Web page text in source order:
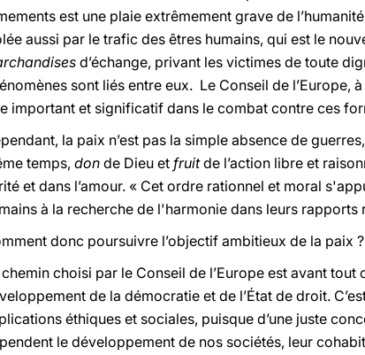
est une plaie extrêmement grave de
aussi par le trafic des êtres humains, qui est le
d’échange, privant les victimes de toute
sont liés entre eux. Le Conseil de l’Europe,
important et significatif dans le combat contre ces
la paix n’est pas la simple absence de
temps, don de Dieu et fruitde l’action libre et
et dans l’amour. « Cet ordre rationnel et moral
à la recherche de l'harmonie dans leurs
donc poursuivre l’objectif ambitieux de la paix ?
chemin choisi par le Conseil de l’Europe est avant
de la démocratie et de l’État de droit.
éthiques et sociales, puisque d’une juste
le développement de nos sociétés, leur